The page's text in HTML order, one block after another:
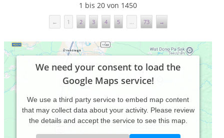
1 bis 20 von 1450
← 1 2 3 4 5 ... 73 →
We need your consent to load the
Google Maps service!
We use a third party service to embed map content
that may collect data about your activity. Please review
the details and accept the service to see this map.